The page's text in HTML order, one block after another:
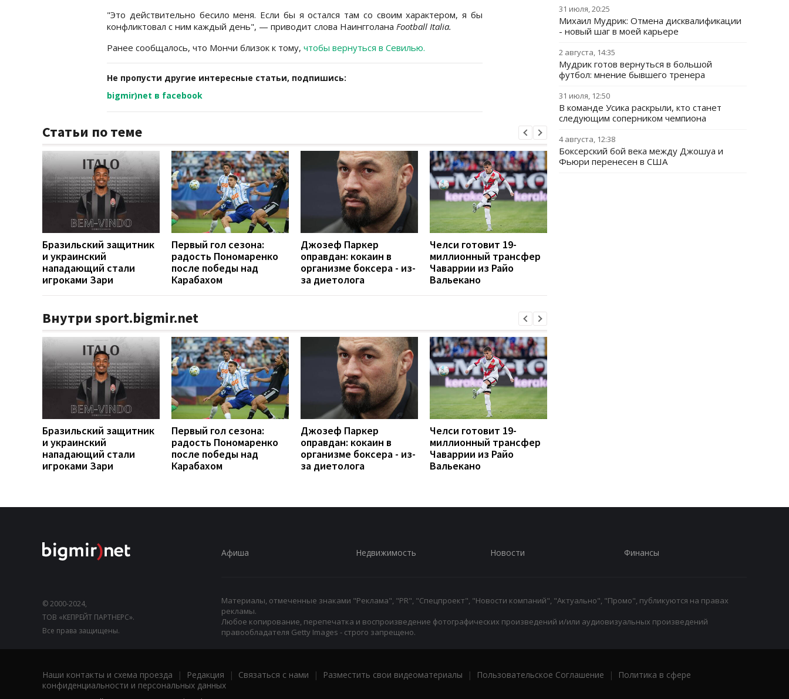
"Это действительно бесило меня. Если бы я остался там со своим характером, я бы
конфликтовал с ним каждый день", — приводит слова Наингголана Football Italia.
Ранее сообщалось, что Мончи близок к тому, чтобы вернуться в Севилью.
Не пропусти другие интересные статьи, подпишись:
bigmir)net в facebook
Статьи по теме
Бразильский защитник
и украинский
нападающий стали
игроками Зари
Первый гол сезона:
радость Пономаренко
после победы над
Карабахом
Джозеф Паркер
оправдан: кокаин в
организме боксера - из-
за диетолога
Челси готовит 19-
миллионный трансфер
Чаваррии из Райо
Вальекано
Внутри sport.bigmir.net
Бразильский защитник
и украинский
нападающий стали
игроками Зари
Первый гол сезона:
радость Пономаренко
после победы над
Карабахом
Джозеф Паркер
оправдан: кокаин в
организме боксера - из-
за диетолога
Челси готовит 19-
миллионный трансфер
Чаваррии из Райо
Вальекано
31 июля, 20:25
Михаил Мудрик: Отмена дисквалификации
- новый шаг в моей карьере
2 августа, 14:35
Мудрик готов вернуться в большой
футбол: мнение бывшего тренера
31 июля, 12:50
В команде Усика раскрыли, кто станет
следующим соперником чемпиона
4 августа, 12:38
Боксерский бой века между Джошуа и
Фьюри перенесен в США
© 2000-2024,
ТОВ «КЕПРЕЙТ ПАРТНЕРС».
Все права защищены.
Афиша Недвижимость Новости Финансы
Материалы, отмеченные знаками "Реклама", "PR", "Спецпроект", "Новости компаний", "Актуально", "Промо", публикуются на правах
рекламы.
Любое копирование, перепечатка и воспроизведение фотографических произведений и/или аудиовизуальных произведений
правообладателя Getty Images - строго запрещено.
Наши контакты и схема проезда | Редакция | Связаться с нами | Разместить свои видеоматериалы | Пользовательское Соглашение |
Политика в сфере
конфиденциальности и персональных данных